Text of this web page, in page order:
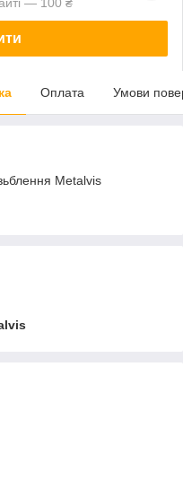
Оплата Умови
Metalvis